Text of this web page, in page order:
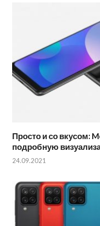
Просто и со вкусом:
подробную
24.09.2021